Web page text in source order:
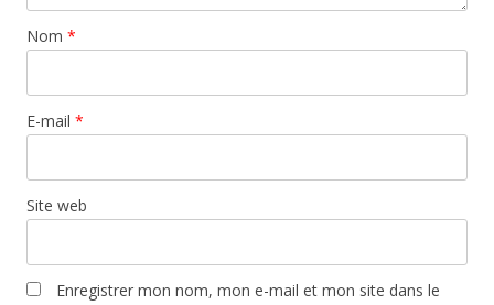
Nom *
E-mail *
Site web
Enregistrer mon nom, mon e-mail et mon site dans le